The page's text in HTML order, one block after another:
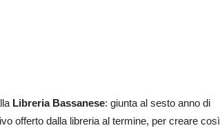
Libreria Bassanese: giunta al sesto anno di
offerto dalla libreria al termine, per creare così